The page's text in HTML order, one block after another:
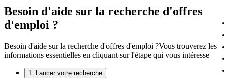
Besoin d'aide sur la recherche d'offres
d'emploi ?
Besoin d'aide sur la recherche d'offres d'emploi ?Vous trouverez les
informations essentielles en cliquant sur l'étape qui vous intéresse
1. Lancer votre recherche